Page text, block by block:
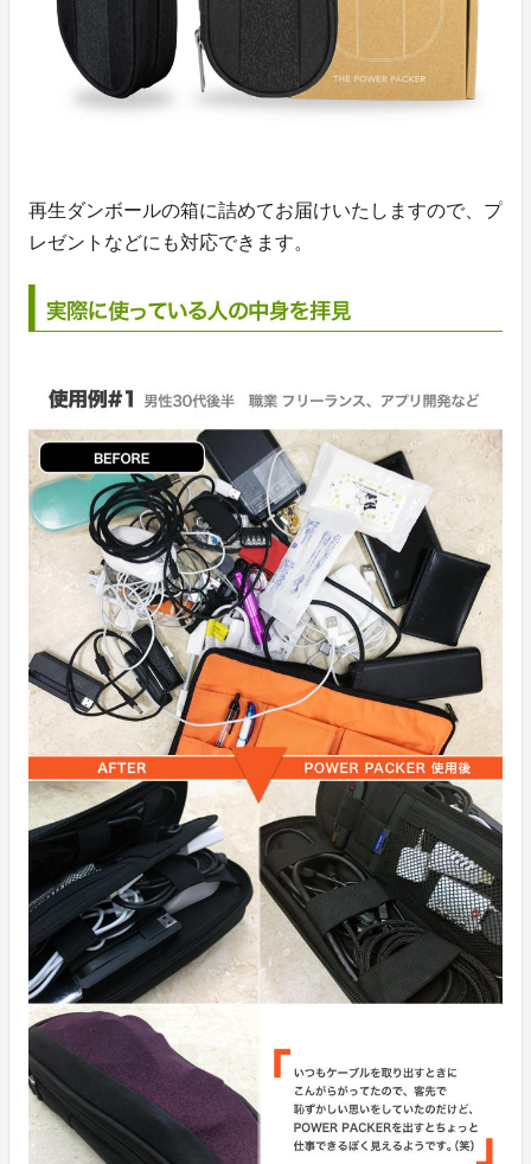
再生ダンボールの箱に詰めてお届けいたしますので、プ
レゼントなどにも対応できます。